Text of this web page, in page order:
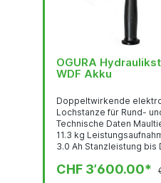
OGURA
WDF Akku
Doppeltwirkende
Lochstanze für Rund-
Technische Daten Maultiefe (B) 40 mm Gewicht
11.3 kg
3.0 Ah Stanzleistung bis
6,5 x 10,0 bis 14,0 x
CHF 3’600.00*